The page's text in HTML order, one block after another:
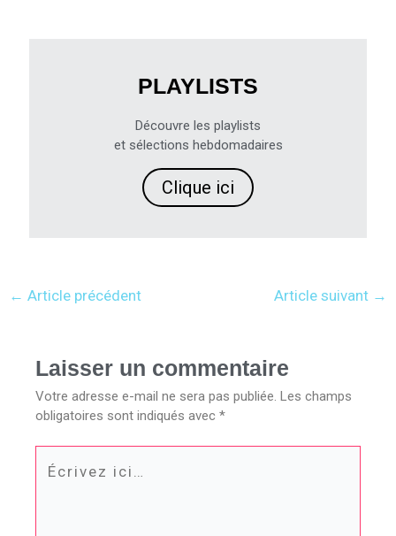
PLAYLISTS
Découvre les playlists
et sélections hebdomadaires
Clique ici
← Article précédent Article suivant →
Laisser un commentaire
Votre adresse e-mail ne sera pas publiée. Les champs
obligatoires sont indiqués avec*
ici…